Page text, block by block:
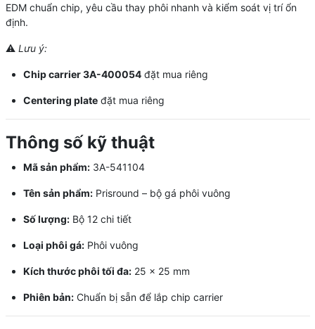
EDM chuẩn chip, yêu cầu thay phôi nhanh và kiểm soát vị trí ổn
định.
⚠️ Lưu ý:
Chip carrier 3A-400054đặt mua riêng
Centering plateđặt mua riêng
Thông số kỹ thuật
Mã sản phẩm:3A-541104
Tên sản phẩm:Prisround – bộ gá phôi vuông
Số lượng:Bộ 12 chi tiết
Loại phôi gá:Phôi vuông
Kích thước phôi tối đa:25 × 25 mm
Phiên bản:Chuẩn bị sẵn để lắp chip carrier